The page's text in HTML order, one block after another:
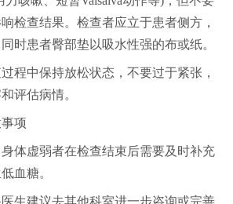
检查结果。检查者应立于患者侧方，
时患者臀部垫以吸水性强的布或纸。
中保持放松状态，不要过于紧张，
评估病情。
项
虚弱者在检查结束后需要及时补充
血糖。